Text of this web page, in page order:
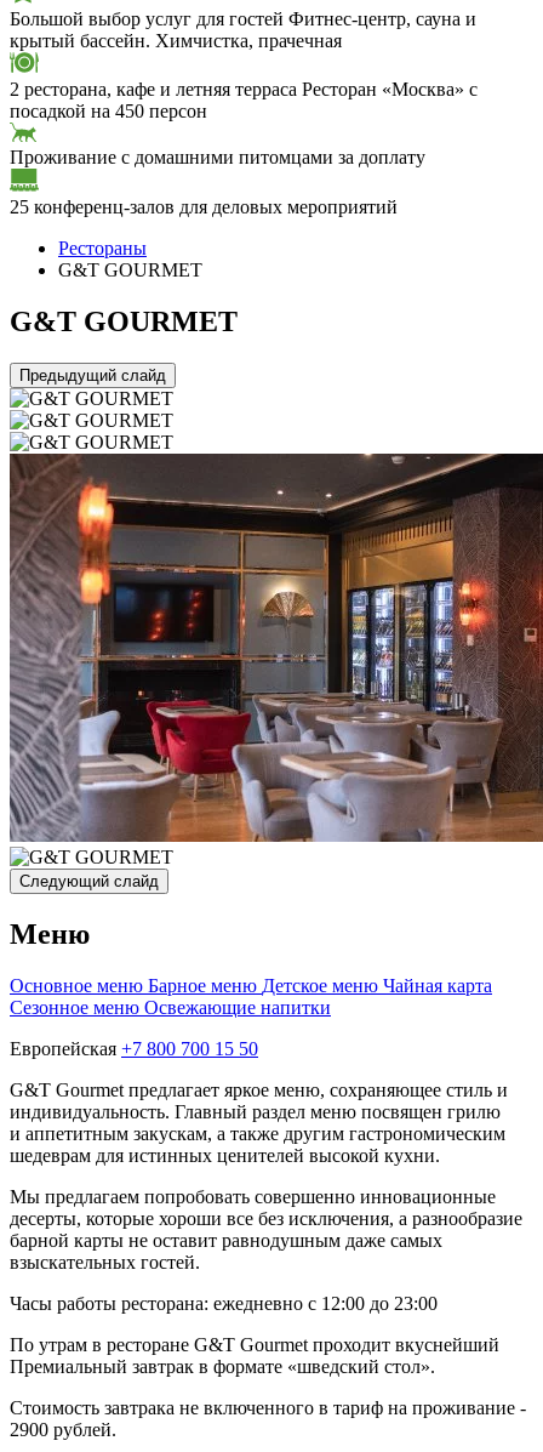
Большой выбор услуг для гостей Фитнес-центр, сауна и
крытый бассейн. Химчистка, прачечная
2 ресторана, кафе и летняя терраса Ресторан «Москва» с
посадкой на 450 персон
Проживание с домашними питомцами за доплату
25 конференц-залов для деловых мероприятий
Рестораны
G&T GOURMET
G&T GOURMET
Предыдущий слайд
Следующий слайд
Меню
Основное меню Барное меню Детское меню Чайная карта
Сезонное меню Освежающие напитки
Европейская +7 800 700 15 50
G&T Gourmet предлагает яркое меню, сохраняющее стиль и
индивидуальность. Главный раздел меню посвящен грилю
и аппетитным закускам, а также другим гастрономическим
шедеврам для истинных ценителей высокой кухни.
Мы предлагаем попробовать совершенно инновационные
десерты, которые хороши все без исключения, а разнообразие
барной карты не оставит равнодушным даже самых
взыскательных гостей.
Часы работы ресторана: ежедневно с 12:00 до 23:00
По утрам в ресторане G&T Gourmet проходит вкуснейший
Премиальный завтрак в формате «шведский стол».
Стоимость завтрака не включенного в тариф на проживание -
2900 рублей.